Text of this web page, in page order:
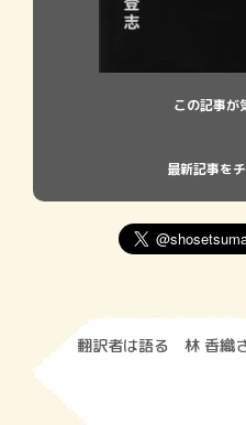
この記事が
最新記事を
翻訳者は語る 林 香織